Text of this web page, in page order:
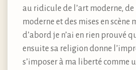
au ridicule de l’art moderne,
moderne et des mises en scène
d’abord je n’ai en rien prouvé
ensuite sa religion donne
s’imposer à ma liberté comme